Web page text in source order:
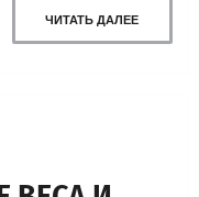
ЧИТАТЬ ДАЛЕЕ